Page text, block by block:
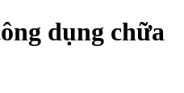
dụng chữa